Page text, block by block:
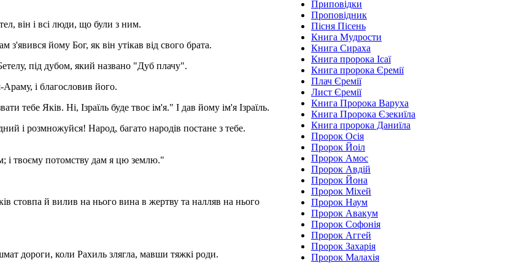
він і всі люди, що були з ним.
з'явився йому Бог, як він утікав від свого брата.
під дубом, який названо "Дуб плачу".
і благословив його.
тебе Яків. Ні, Ізраїль буде твоє ім'я." І дав йому ім'я Ізраїль.
і розмножуйся! Народ, багато народів постане з тебе.
і твоєму потомству дам я цю землю."
стовпа й вилив на нього вина в жертву та налляв на нього
дороги, коли Рахиль злягла, мавши тяжкі роди.
Приповідки
Проповідник
Пісня Пісень
Книга Мудрости
Книга Сираха
Книга пророка Ісаї
Книга пророка Єремії
Плач Єремії
Лист Єремії
Книга Пророка Варуха
Книга Пророка Єзекиїла
Книга пророка Даниїла
Пророк Осія
Пророк Йоіл
Пророк Амос
Пророк Авдій
Пророк Йона
Пророк Міхей
Пророк Наум
Пророк Авакум
Пророк Софонія
Пророк Аггей
Пророк Захарія
Пророк Малахія